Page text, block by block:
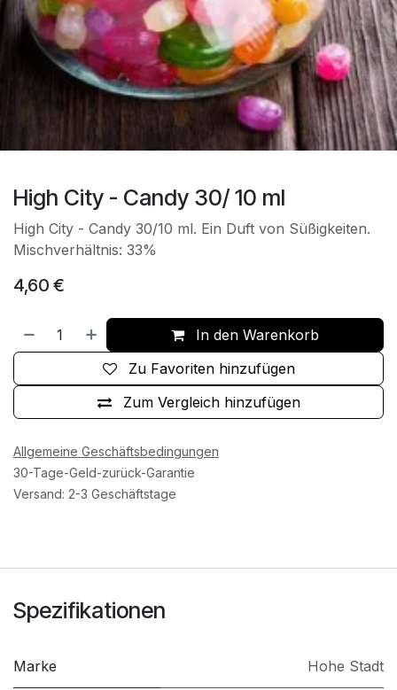
High City - Candy 30/ 10 ml
High City - Candy 30/10 ml. Ein Duft von Süßigkeiten.
Mischverhältnis: 33%
4,60 €
In den Warenkorb
Zum Vergleich hinzufügen
Zu Favoriten hinzufügen
Allgemeine Geschäftsbedingungen
30-Tage-Geld-zurück-Garantie
Versand: 2-3 Geschäftstage
Spezifikationen
Marke Hohe Stadt